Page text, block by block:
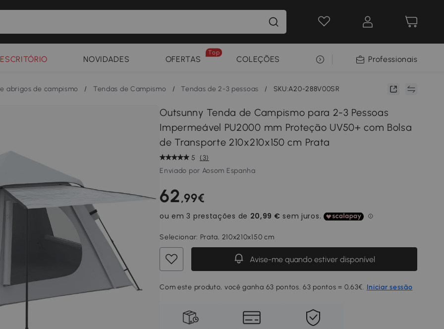
NOVIDADES OFERTAS
Top
COLEÇÕES SELEÇÃO PREMIUMProfessionais
abrigos de campismo / Tendas de Campismo / Tendas de 2-3 pessoas / SKU:A20-288V00SR
Outsunny Tenda de Campismo para 2-3 Pessoas
Impermeável PU2000 mm Proteção UV50+ com Bolsa
de Transporte 210x210x150 cm Prata
5
(3)
Enviado por Aosom Espanha
62,99€
Selecionar: Prata, 210x210x150 cm
Avise-me quando estiver disponível
Com este produto, você ganha 63 pontos. 63 pontos = 0,63€. Iniciar sessão